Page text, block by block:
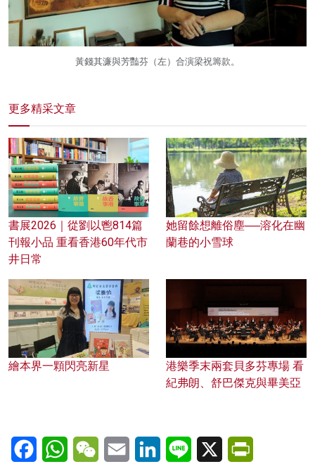
黃錢其濂與芳豔芬（左）合演梁祝籌款。
更多精采文章
書展2026｜從劉以鬯814篇
刊報小品 重看香港60年代市
井日常
她留餘想離俗塵──溶化在幽
蘭巷的小雪球
繪本界一顆閃亮新星
港樂季末兩套貝多芬專場 看
紀弗朗、舒巴傑克與畢美亞
FacebookWhatsAppWeChatEmail LinkedInLine X